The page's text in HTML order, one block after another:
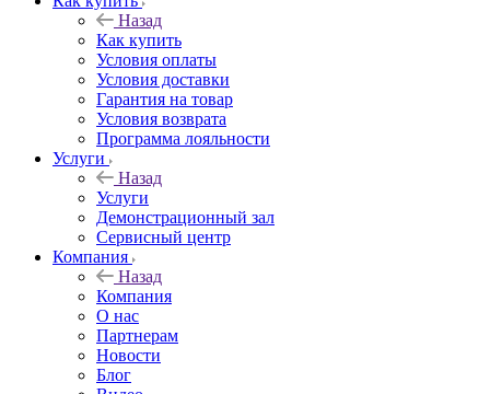
Назад
Как купить
Условия оплаты
Условия доставки
Гарантия на товар
Условия возврата
Программа лояльности
Услуги
Назад
Услуги
Демонстрационный зал
Сервисный центр
Компания
Назад
Компания
О нас
Партнерам
Новости
Блог